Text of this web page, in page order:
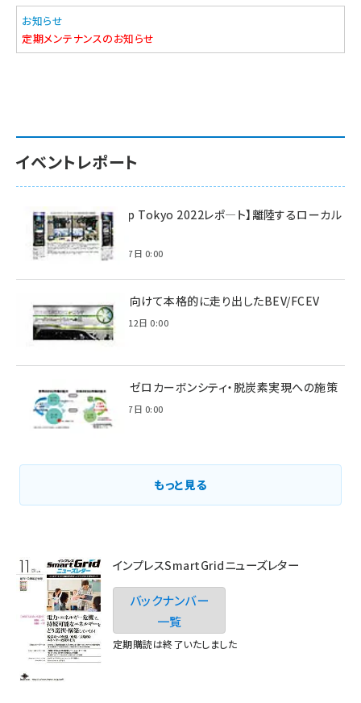
お知らせ
定期メンテナンスのお知らせ
イベントレポート
【Interop Tokyo 2022レポ—ト】離陸するローカル
5G！
2022年7月7日 0:00
脱炭素に向けて本格的に走り出したBEV/FCEV
2022年6月12日 0:00
環境省のゼロカーボンシティ・脱炭素実現への施策
2021年3月7日 0:00
もっと見る
インプレスSmartGridニューズレター
バックナンバー
一覧
定期購読は終了いたしました